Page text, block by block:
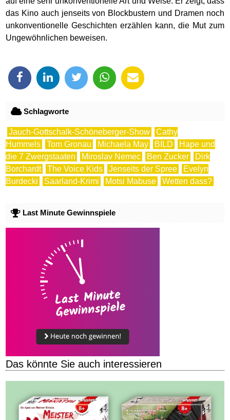
das Kino auch jenseits von Blockbustern und Dramen noch
unkonventionelle Geschichten erzählen kann, die Mut zum
Ungewöhnlichen beweisen.
Schlagworte
Jauch-Gottschalk-Schöneberger-Show
Cathy
Hummels
Tom Gronau Michaela May BILD
Hape und
die 7 Zwergstaaten
Miroslav Nemec Ben Zucker
Dirk
Borchardt
The Voice Kids Jenseits der Spree
Evelyn
Burdecki
Saarland-Krimi Motsi Mabuse Wetten dass?
Last Minute Gewinnspiele
Das könnte Sie auch interessieren